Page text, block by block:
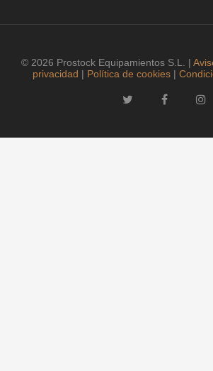
© 2026 Prostock Equipamientos S.L. |
privacidad | Política de cookies|